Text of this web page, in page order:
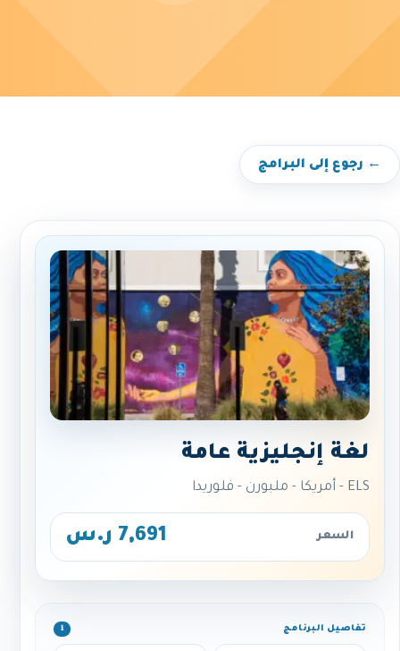
← رجوع إلى البرامج
لغة إنجليزية عامة
ELS - أمريكا - ملبورن - فلوريدا
السعر 7,691 ر.س
تفاصيل البرنامج ℹ️